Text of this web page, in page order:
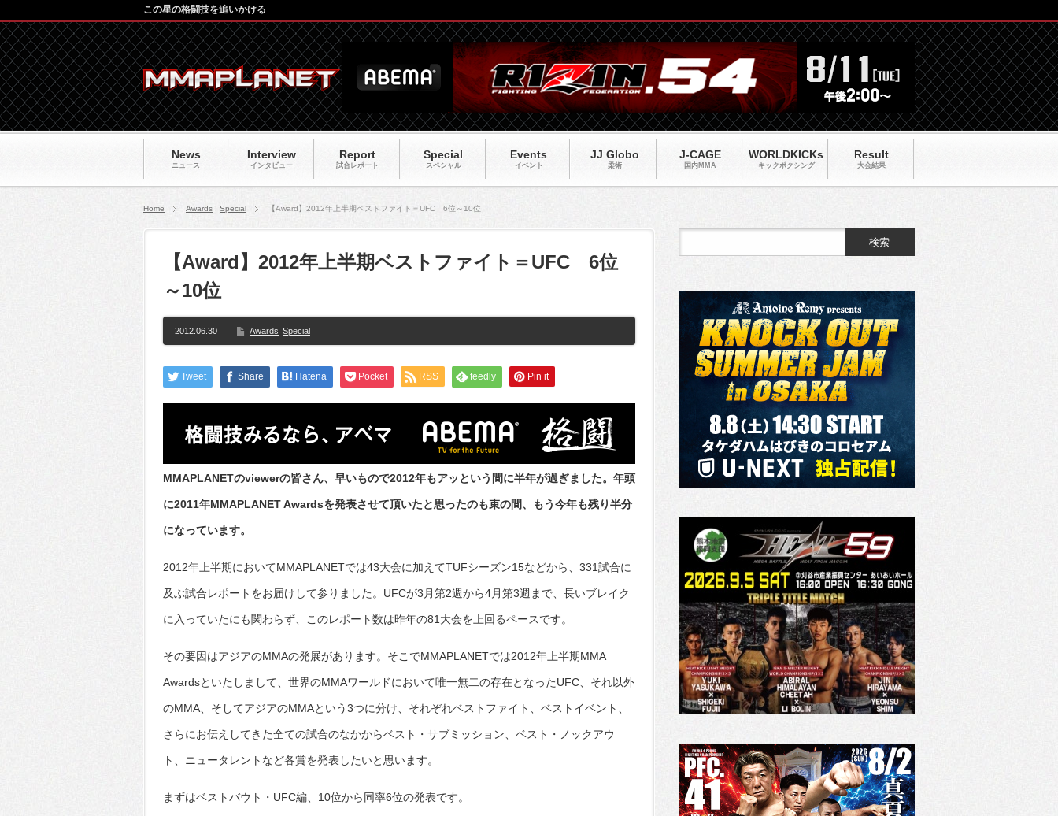
News
ニュース
Interview
インタビュー
Report
試合レポート
Special
スペシャル
Events
イベント
JJ Globo
柔術
J-CAGE
国内MMA
WORLDKICKs
キックポクシング
Result
大会結果
この星の格闘技を追いかける
Home Awards Special 【Award】2012年上半期ベストファイト＝UFC 6位～10位
【Award】2012年上半期ベストファイト＝UFC 6位
～10位
2012.06.30 Awards Special
Tweet Share Hatena Pocket RSS feedly Pin it
MMAPLANETのviewerの皆さん、早いもので2012年もアッという間に半年が過ぎました。年頭
に2011年MMAPLANET Awardsを発表させて頂いたと思ったのも束の間、もう今年も残り半分
になっています。
2012年上半期においてMMAPLANETでは43大会に加えてTUFシーズン15などから、331試合に
及ぶ試合レポートをお届けして参りました。UFCが3月第2週から4月第3週まで、長いブレイク
に入っていたにも関わらず、このレポート数は昨年の81大会を上回るペースです。
その要因はアジアのMMAの発展があります。そこでMMAPLANETでは2012年上半期MMA
Awardsといたしまして、世界のMMAワールドにおいて唯一無二の存在となったUFC、それ以外
のMMA、そしてアジアのMMAという3つに分け、それぞれベストファイト、ベストイベント、
さらにお伝えしてきた全ての試合のなかからベスト・サブミッション、ベスト・ノックアウ
ト、ニュータレントなど各賞を発表したいと思います。
まずはベストバウト・UFC編、10位から同率6位の発表です。